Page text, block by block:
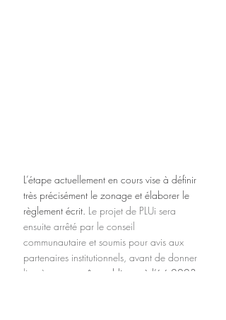
L’étape actuellement en cours vise à définir
très précisément le zonage et élaborer le
règlement écrit. Le projet de PLUi sera
ensuite arrêté par le conseil
communautaire et soumis pour avis aux
partenaires institutionnels, avant de donner
lieu à
une enquête publique, à l’été 2023.